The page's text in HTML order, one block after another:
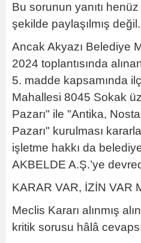
Bu sorunun yanıtı
şekilde paylaşılmış değil.
Ancak Akyazı Belediye
2024 toplantısında
5. madde kapsamında
Mahallesi 8045 Sokak
Pazarı" ile "Antika,
Pazarı" kurulması
işletme hakkı da
AKBELDE A.Ş.’ye
KARAR VAR, İZİN VAR
Meclis Kararı alınmış
kritik sorusu hâlâ